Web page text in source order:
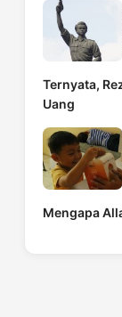
Ternyata,
Uang
Mengapa